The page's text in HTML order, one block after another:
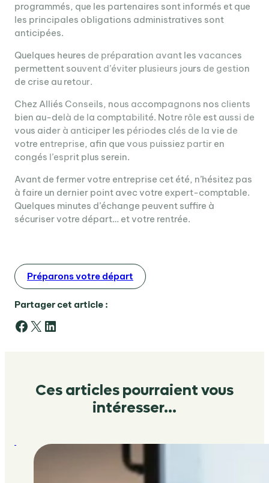
programmés, que les partenaires sont informés et que
les principales obligations administratives sont
anticipées.
Quelques heures de préparation avant les vacances
permettent souvent d’éviter plusieurs jours de gestion
de crise au retour.
Chez Alliés Conseils, nous accompagnons nos clients
bien au-delà de la comptabilité. Notre rôle est aussi de
vous aider à anticiper les périodes clés de la vie de
votre entreprise, afin que vous puissiez partir en
congés l’esprit plus serein.
Avant de fermer votre entreprise cet été, n’hésitez pas
à faire un dernier point avec votre expert-comptable.
Quelques minutes d’échange peuvent suffire à
sécuriser votre départ… et votre rentrée.
Préparons votre départ
Partager cet article :
Facebook
X LinkedIn
Ces articles pourraient vous
intéresser…
Levée